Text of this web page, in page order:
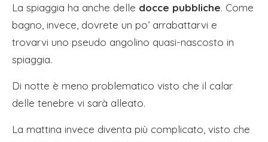
La spiaggia ha anche delle docce pubbliche. Come
bagno, invece, dovrete un po’ arrabattarvi e
trovarvi uno pseudo angolino quasi-nascosto in
spiaggia.
Di notte è meno problematico visto che il calar
delle tenebre vi sarà alleato.
La mattina invece diventa più complicato, visto che